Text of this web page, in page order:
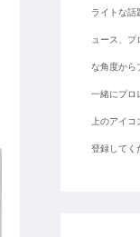
ライトな話
ュース、プ
な角度から
一緒にプロ
上のアイコ
登録してく